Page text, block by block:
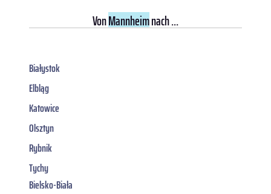
VonMannheimnach ...
Białystok
Elbląg
Katowice
Olsztyn
Rybnik
Tychy
Bielsko-Biała